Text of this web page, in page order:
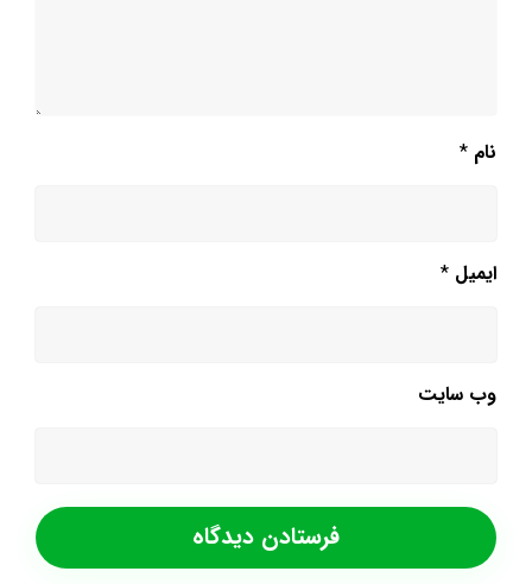
نام *
ایمیل *
وب‌ سایت